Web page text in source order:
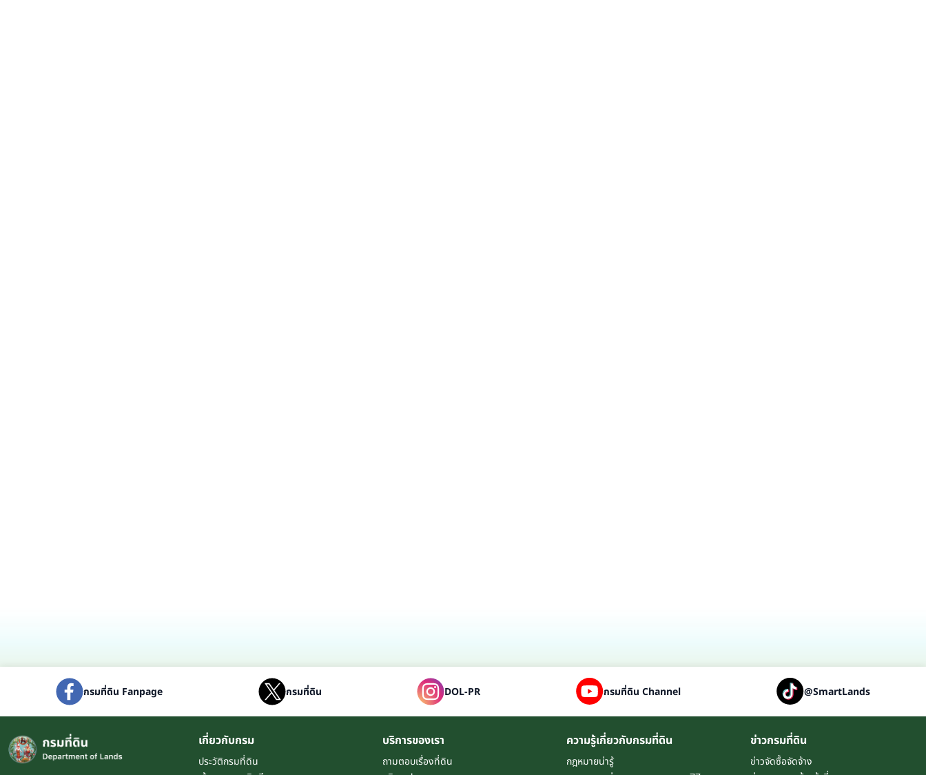
กรมที่ดิน Fanpage กรมที่ดิน DOL-PR กรมที่ดิน Channel @SmartLands
เกี่ยวกับกรม
ประวัติกรมที่ดิน
บริการของเรา
ถามตอบเรื่องที่ดิน
ความรู้เกี่ยวกับกรมที่ดิน
กฎหมายน่ารู้
ข่าวกรมที่ดิน
ข่าวจัดซื้อจัดจ้าง